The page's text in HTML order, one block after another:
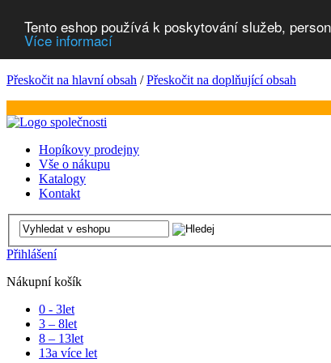
Tento eshop používá k poskytování služeb,
Více informací
Přeskočit na hlavní obsah /Přeskočit na doplňující obsah
Hopíkovy prodejny
Vše o nákupu
Katalogy
Kontakt
Přihlášení
Nákupní košík
0 - 3let
3 – 8let
8 – 13let
13a více let